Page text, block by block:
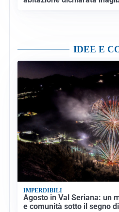
IDEE E
IMPERDIBILI
Agosto in Val Seriana: un
e comunità sotto il segno